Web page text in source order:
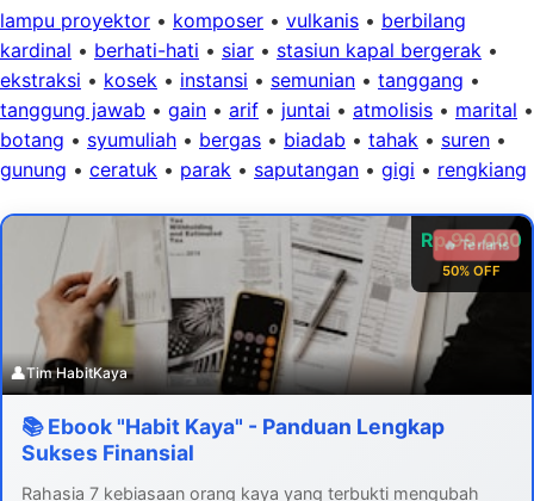
lampu proyektor • komposer • vulkanis • berbilang
kardinal • berhati-hati • siar • stasiun kapal bergerak •
ekstraksi • kosek • instansi • semunian • tanggang •
tanggung jawab • gain • arif • juntai • atmolisis • marital •
botang • syumuliah • bergas • biadab • tahak • suren •
gunung • ceratuk • parak • saputangan • gigi • rengkiang
Rp 99.000
50% OFF
🔥 Terlaris
👤Tim HabitKaya
📚 Ebook "Habit Kaya" - Panduan Lengkap
Sukses Finansial
Rahasia 7 kebiasaan orang kaya yang terbukti mengubah